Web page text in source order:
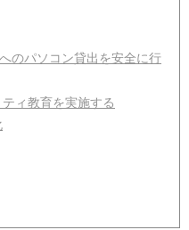
のパソコン貸出を安全に行
ィ教育を実施する